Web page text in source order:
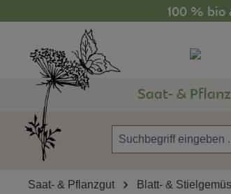
Zur Hauptnavigation springen100 %
Saat- &
Saat- & Pflanzgut Blatt- &